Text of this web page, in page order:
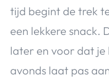
tijd begint de trek
een lekkere snack.
later en voor dat je
avonds laat pas